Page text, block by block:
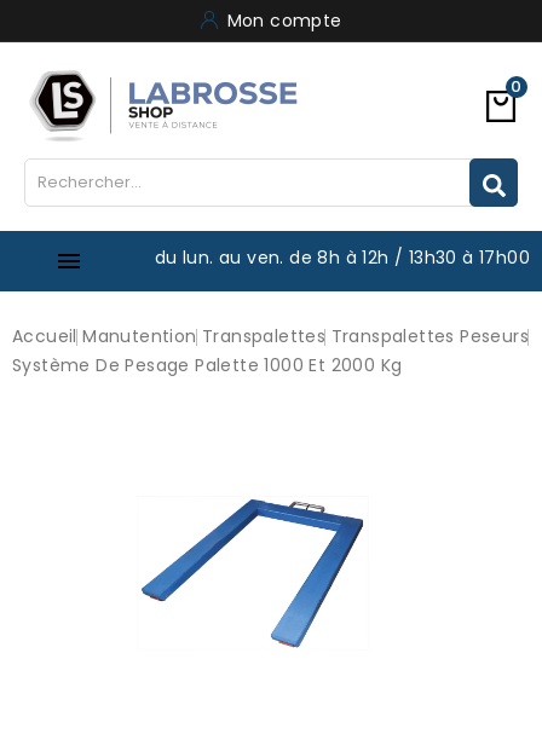
Mon compte
0
 du lun. au ven. de 8h à 12h / 13h30 à 17h00
Accueil Manutention Transpalettes Transpalettes Peseurs
Système De Pesage Palette 1000 Et 2000 Kg